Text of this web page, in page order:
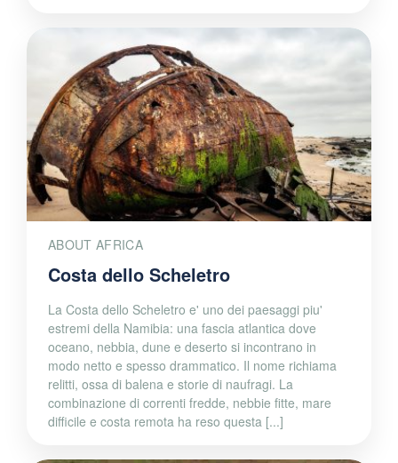
ABOUT AFRICA
Costa dello Scheletro
La Costa dello Scheletro e' uno dei paesaggi piu'
estremi della Namibia: una fascia atlantica dove
oceano, nebbia, dune e deserto si incontrano in
modo netto e spesso drammatico. Il nome richiama
relitti, ossa di balena e storie di naufragi. La
combinazione di correnti fredde, nebbie fitte, mare
difficile e costa remota ha reso questa [...]